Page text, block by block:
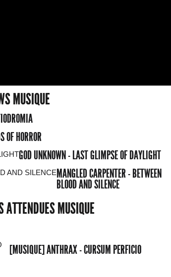
MUSIQUE
OF HORROR
GOD UNKNOWN - LAST GLIMPSE OF DAYLIGHT
MANGLED CARPENTER - BETWEEN
BLOOD AND SILENCE
ATTENDUES MUSIQUE
[MUSIQUE] ANTHRAX - CURSUM PERFICIO